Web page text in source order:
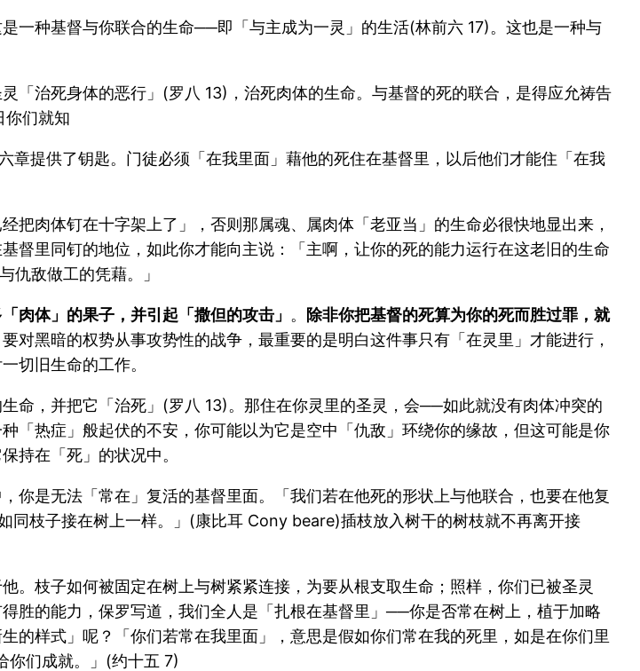
一种基督与你联合的生命──即「与主成为一灵」的生活(林前六 17)。这也是一种与
「治死身体的恶行」(罗八 13)，治死肉体的生命。与基督的死的联合，是得应允祷告
们就知
提供了钥匙。门徒必须「在我里面」藉他的死住在基督里，以后他们才能住「在我
肉体钉在十字架上了」，否则那属魂、属肉体「老亚当」的生命必很快地显出来，
督里同钉的地位，如此你才能向主说：「主啊，让你的死的能力运行在这老旧的生命
仇敌做工的凭藉。」
肉体」的果子，并引起「撒但的攻击」 。 除非你把基督的死算为你的死而胜过罪，就
对黑暗的权势从事攻势性的战争，最重要的是明白这件事只有「在灵里」才能进行，
切旧生命的工作。
命，并把它「治死」(罗八 13)。那住在你灵里的圣灵，会──如此就没有肉体冲突的
「热症」般起伏的不安，你可能以为它是空中「仇敌」环绕你的缘故，但这可能是你
持在「死」的状况中。
你是无法「常在」复活的基督里面。「我们若在他死的形状上与他联合，也要在他复
枝子接在树上一样。」(康比耳 Cony beare)插枝放入树干的树枝就不再离开接
。枝子如何被固定在树上与树紧紧连接，为要从根支取生命；照样，你们已被圣灵
胜的能力，保罗写道，我们全人是「扎根在基督里」──你是否常在树上，植于加略
的样式」呢？「你们若常在我里面」，意思是假如你们常在我的死里，如是在你们里
你们成就。」(约十五 7)